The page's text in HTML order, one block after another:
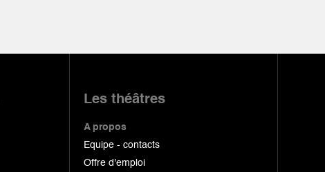
Les théâtres
A propos
Equipe - contacts
Offre d'emploi